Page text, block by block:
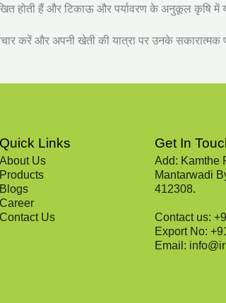
होती हैं और टिकाऊ और पर्यावरण के अनुकूल कृषि में
करें और अपनी खेती की यात्रा पर उनके
Quick Links
About Us
Products
Blogs
Career
Contact Us
Get In
Add: Kamthe
Mantarwadi
412308.
Contact us:
Export No:
Email: